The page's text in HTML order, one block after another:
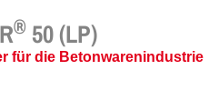
® 50 (LP)
für die Betonwarenindustrie